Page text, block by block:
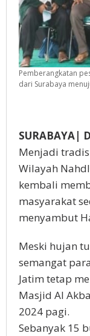
Pemberangkatan
dari Surabaya
SURABAYA|
Menjadi
Wilayah
kembali
masyarakat
menyambut
Meski hujan
semangat
Jatim tetap
Masjid Al
2024 pagi.
Sebanyak 15